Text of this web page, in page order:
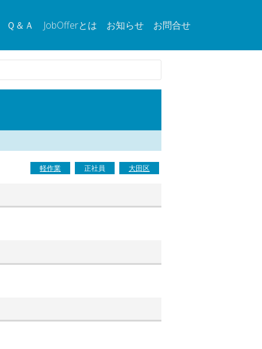
Ｑ＆Ａ JobOfferとは お知らせ お問合せ
軽作業 正社員 大田区